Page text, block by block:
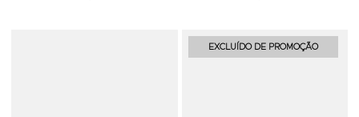
Adicionar aos Favoritos
EXCLUÍDO DE PROMOÇÃO